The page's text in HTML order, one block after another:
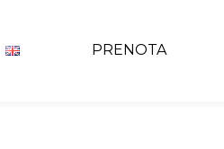
PRENOTA